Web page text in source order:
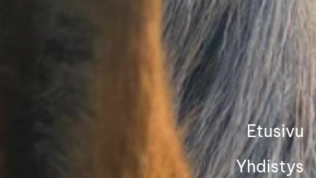
Etusivu
Yhdistys